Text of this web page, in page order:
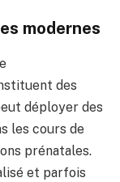
modernes
des
déployer des
les cours de
prénatales.
et parfois